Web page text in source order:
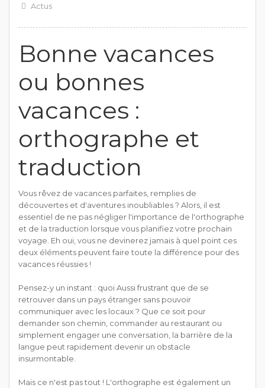
Actus
Bonne vacances
ou bonnes
vacances :
orthographe et
traduction
Vous rêvez de vacances parfaites, remplies de
découvertes et d'aventures inoubliables ? Alors, il est
essentiel de ne pas négliger l'importance de l'orthographe
et de la traduction lorsque vous planifiez votre prochain
voyage. Eh oui, vous ne devinerez jamais à quel point ces
deux éléments peuvent faire toute la différence pour des
vacances réussies !
Pensez-y un instant : quoi Aussi frustrant que de se
retrouver dans un pays étranger sans pouvoir
communiquer avec les locaux ? Que ce soit pour
demander son chemin, commander au restaurant ou
simplement engager une conversation, la barrière de la
langue peut rapidement devenir un obstacle
insurmontable.
Mais ce n'est pas tout ! L'orthographe est également un